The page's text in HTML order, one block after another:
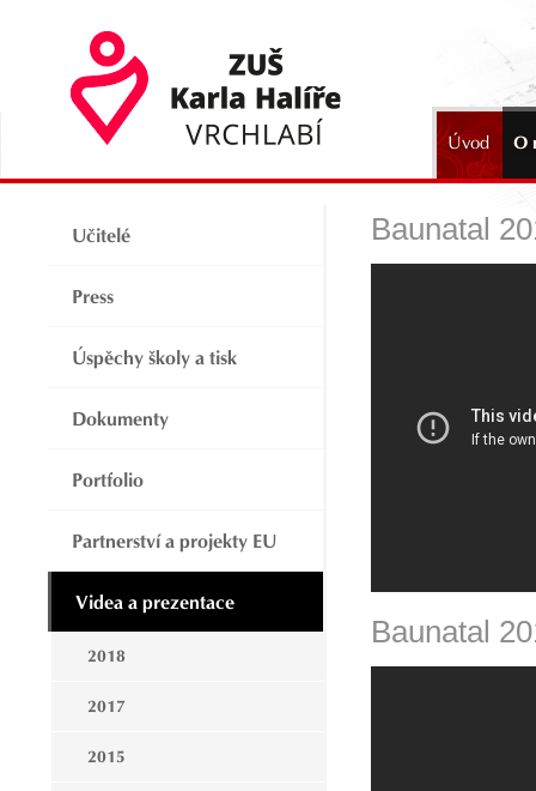
Úvod O
2024
Učitelé
Press
Úspěchy školy a tisk
Dokumenty
Portfolio
Partnerství a projekty EU
Videa a prezentace
2018
2017
2015
Baunatal
Baunatal